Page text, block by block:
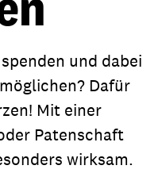
und dabei
Dafür
Mit einer
Patenschaft
wirksam.